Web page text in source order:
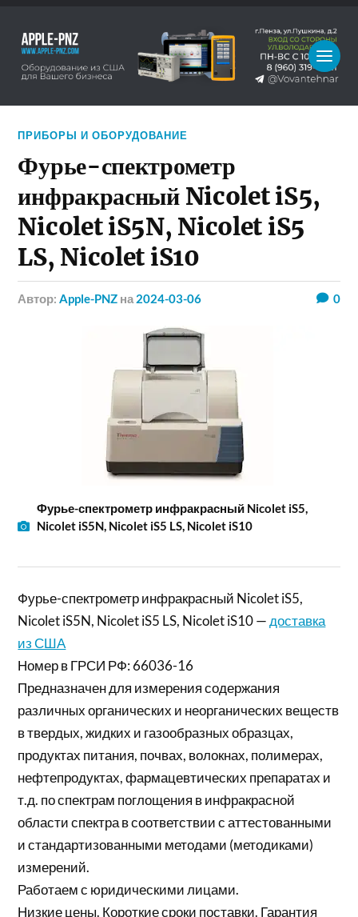
ПРИБОРЫ И ОБОРУДОВАНИЕ
Фурье-спектрометр
инфракрасный Nicolet iS5,
Nicolet iS5N, Nicolet iS5
LS, Nicolet iS10
Автор:Apple-PNZ на 2024-03-06 0
Фурье-спектрометр инфракрасный Nicolet iS5,
Nicolet iS5N, Nicolet iS5 LS, Nicolet iS10
Фурье-спектрометр инфракрасный Nicolet iS5,
Nicolet iS5N, Nicolet iS5 LS, Nicolet iS10 — доставка
из США
Номер в ГРСИ РФ: 66036-16
Предназначен для измерения содержания
различных органических и неорганических веществ
в твердых, жидких и газообразных образцах,
продуктах питания, почвах, волокнах, полимерах,
нефтепродуктах, фармацевтических препаратах и
т.д. по спектрам поглощения в инфракрасной
области спектра в соответствии с аттестованными
и стандартизованными методами (методиками)
измерений.
Работаем с юридическими лицами.
Низкие цены. Короткие сроки поставки. Гарантия